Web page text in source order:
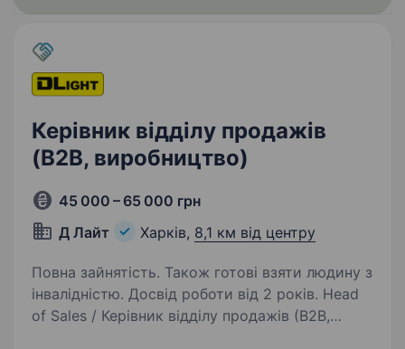
Керівник відділу продажів
(B2B, виробництво)
45 000 – 65 000 грн
Д Лайт
Харків, 8,1 км від центру
Повна зайнятість. Також готові взяти людину з
інвалідністю. Досвід роботи від 2 років. Head
of Sales / Керівник відділу продажів (B2B,